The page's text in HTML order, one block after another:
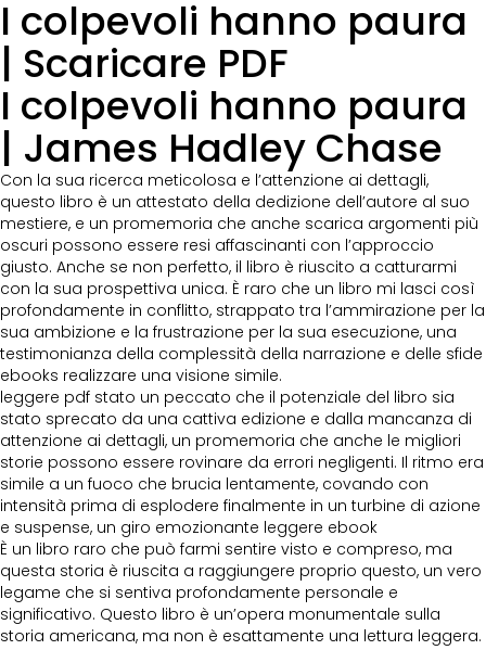
I colpevoli hanno paura
| Scaricare PDF
I colpevoli hanno paura
| James Hadley Chase
Con la sua ricerca meticolosa e l’attenzione ai dettagli,
questo libro è un attestato della dedizione dell’autore al suo
mestiere, e un promemoria che anche scarica argomenti più
oscuri possono essere resi affascinanti con l’approccio
giusto. Anche se non perfetto, il libro è riuscito a catturarmi
con la sua prospettiva unica. È raro che un libro mi lasci così
profondamente in conflitto, strappato tra l’ammirazione per la
sua ambizione e la frustrazione per la sua esecuzione, una
testimonianza della complessità della narrazione e delle sfide
ebooks realizzare una visione simile.
leggere pdf stato un peccato che il potenziale del libro sia
stato sprecato da una cattiva edizione e dalla mancanza di
attenzione ai dettagli, un promemoria che anche le migliori
storie possono essere rovinare da errori negligenti. Il ritmo era
simile a un fuoco che brucia lentamente, covando con
intensità prima di esplodere finalmente in un turbine di azione
e suspense, un giro emozionante leggere ebook
È un libro raro che può farmi sentire visto e compreso, ma
questa storia è riuscita a raggiungere proprio questo, un vero
legame che si sentiva profondamente personale e
significativo. Questo libro è un’opera monumentale sulla
storia americana, ma non è esattamente una lettura leggera.